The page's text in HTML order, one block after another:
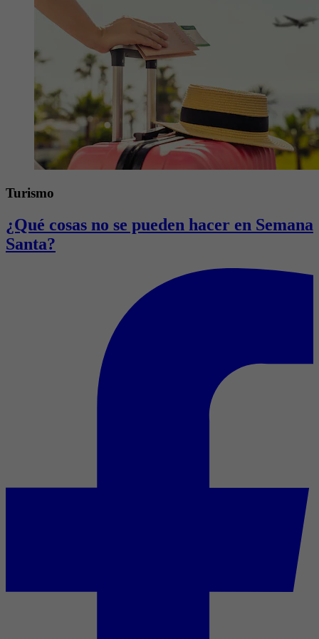
Turismo
¿Qué cosas no se pueden hacer en Semana
Santa?